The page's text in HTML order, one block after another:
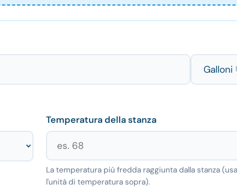
Temperatura della stanza
La temperatura più fredda raggiunta dalla stanza (usa
l'unità di temperatura sopra).